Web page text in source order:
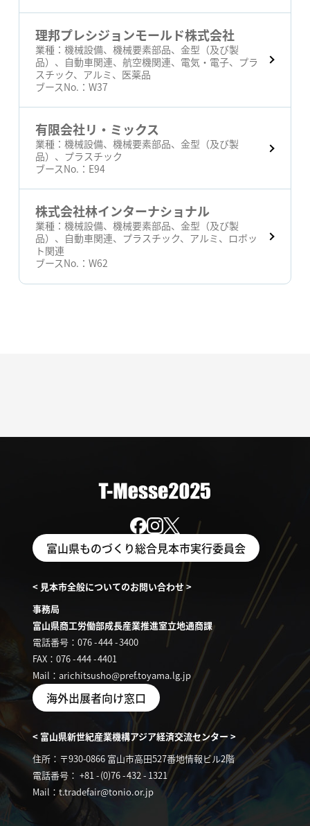
理邦プレシジョンモールド株式会社
業種：機械設備、機械要素部品、金型（及び製
品）、自動車関連、航空機関連、電気・電子、プラ
スチック、アルミ、医薬品
ブースNo.：W37
有限会社リ・ミックス
業種：機械設備、機械要素部品、金型（及び製
品）、プラスチック
ブースNo.： E94
株式会社林インターナショナル
業種：機械設備、機械要素部品、金型（及び製
品）、自動車関連、プラスチック、アルミ、ロボッ
ト関連
ブースNo.：W62
富山県ものづくり総合見本市実行委員会
< 見本市全般についてのお問い合わせ >
事務局
富山県商工労働部成長産業推進室立地通商課
電話番号：076-444-3400
FAX：076-444-4401
Mail：arichitsusho@pref.toyama.lg.jp
海外出展者向け窓口
< 富山県新世紀産業機構アジア経済交流センター >
住所：〒930-0866 富山市高田527番地情報ビル2階
電話番号： +81-(0)76-432- 1321
Mail：t.tradefair@tonio.or.jp